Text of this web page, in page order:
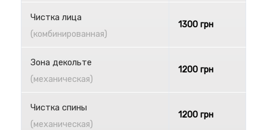
Чистка лица
(комбинированная)
1300 грн
Зона декольте
(механическая)
1200 грн
Чистка спины
(механическая)
1200 грн